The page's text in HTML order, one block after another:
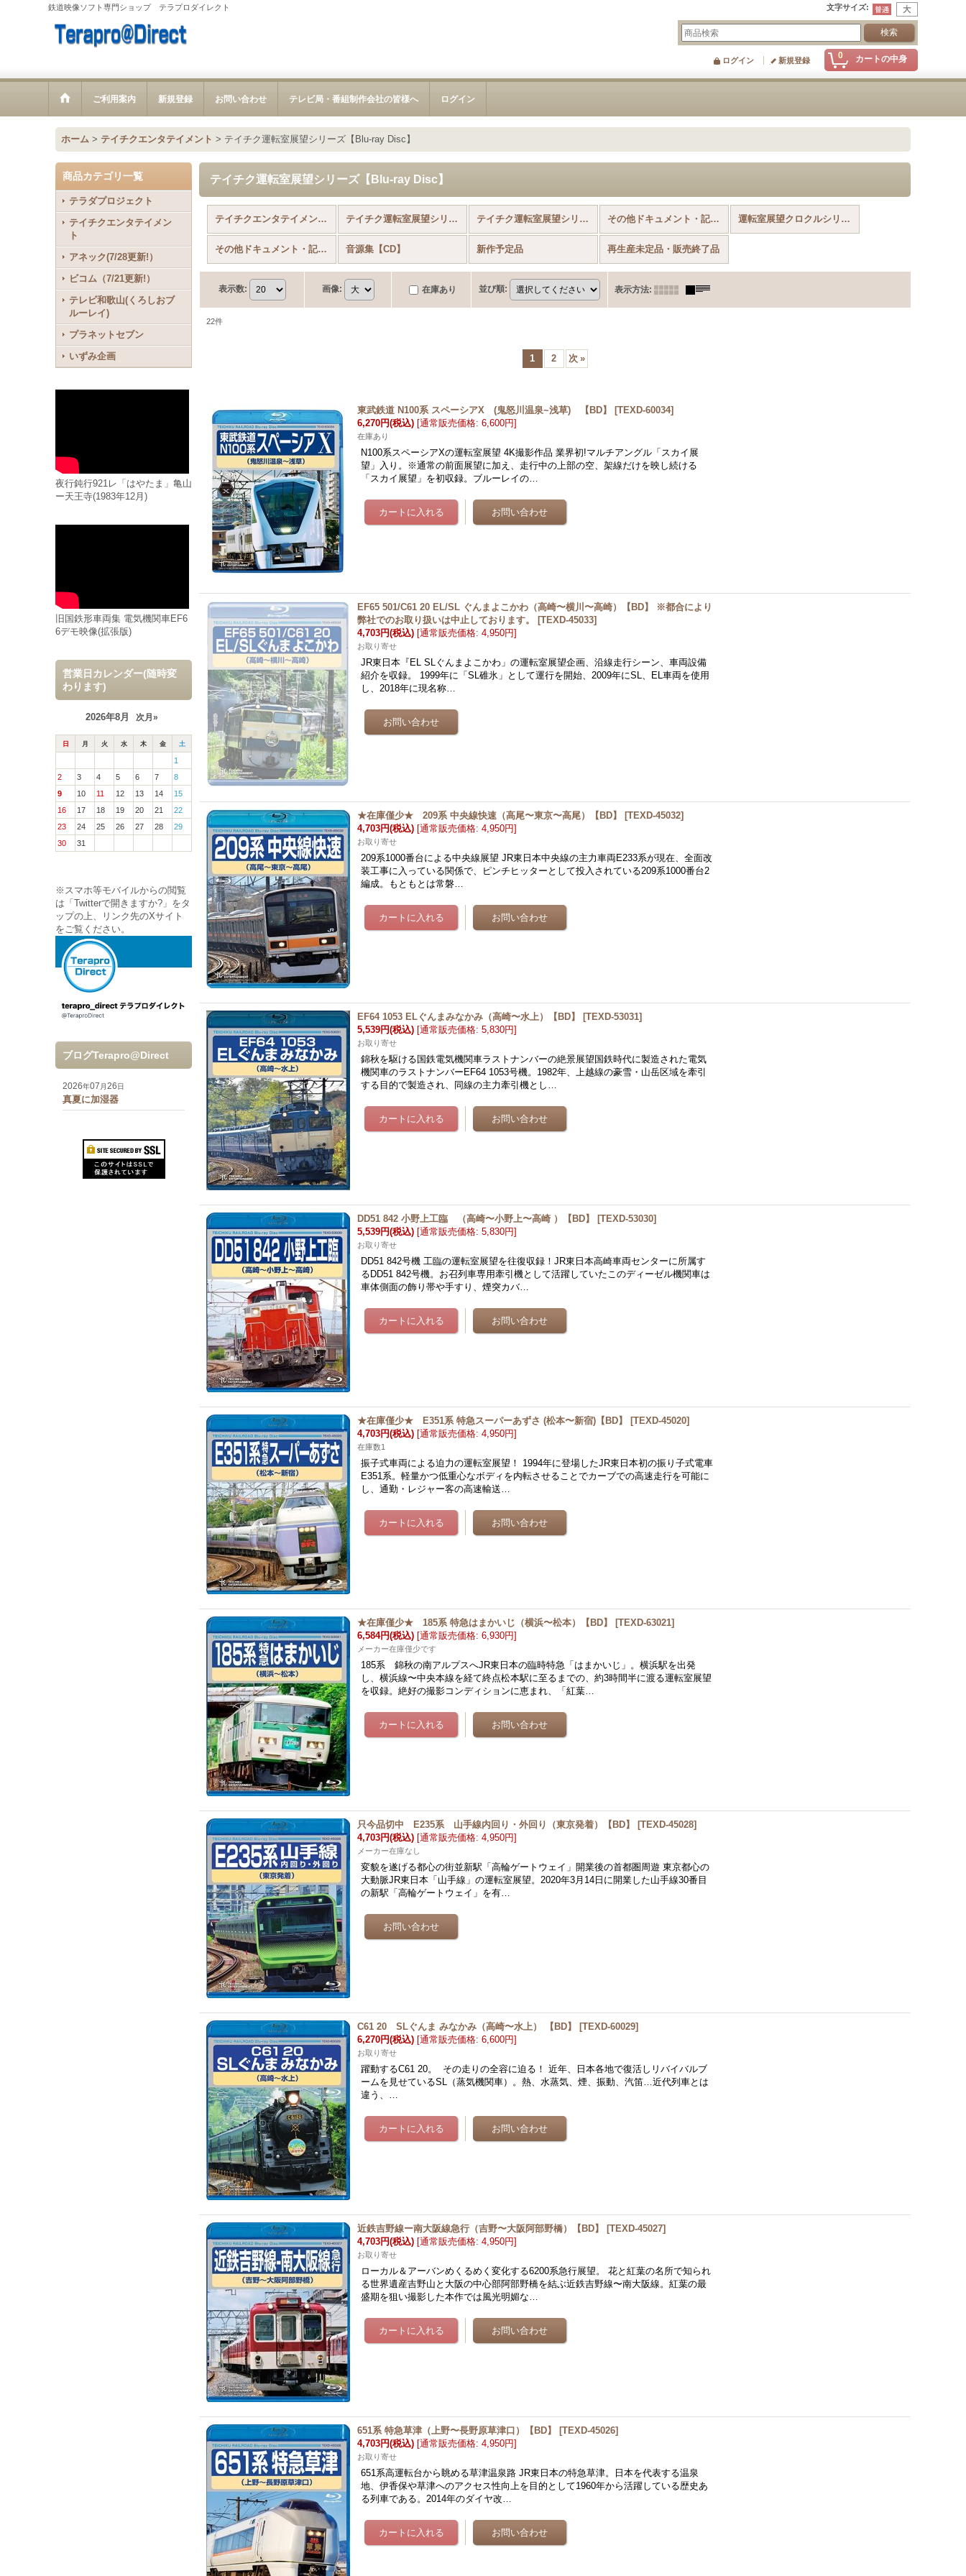
鉄道映像ソフト専門ショップ テラプロダイレクト 文字サイズ:
0 カートの中身
ログイン 新規登録
ご利用案内 新規登録 お問い合わせ テレビ局・番組制作会社の皆様へ ログイン
ホーム > テイチクエンタテイメント > テイチク運転室展望シリーズ【Blu-ray Disc】
商品カテゴリ一覧
テラダプロジェクト
テイチクエンタテイメン
ト
アネック(7/28更新!）
ビコム（7/21更新!）
テレビ和歌山(くろしおブ
ルーレイ)
プラネットセブン
いずみ企画
夜行鈍行921レ「はやたま」亀山
ー天王寺(1983年12月)
旧国鉄形車両集 電気機関車EF6
6デモ映像(拡張版)
営業日カレンダー(随時変
わります)
2026年8月 次月»
日 月 火 水 木 金 土
1
2
3 4 5 6 7
8
9
10 11 12 13 14
15
16
17 18 19 20 21
22
23
24 25 26 27 28
29
30
31
※スマホ等モバイルからの閲覧
は「Twitterで開きますか?」をタ
ップの上、リンク先のXサイト
をご覧ください。
ブログTerapro@Direct
2026年07 月26日
真夏に加湿器
テイチク運転室展望シリーズ【Blu-ray Disc】
テイチクエンタテイメント (全商品) テイチク運転室展望シリーズ【Blu-ray Disc】 テイチク運転室展望シリーズ【DVD】 その他ドキュメント・記録作品【Blu-ray Disc】 運転室展望クロクルシリーズ【DVD】
その他ドキュメント・記録作品【DVD】 音源集【CD】 新作予定品 再生産未定品・販売終了品
表示数: 画像: 在庫あり 並び順: 表示方法:
22件
1 2 次 »
東武鉄道 N100系 スペーシアX (鬼怒川温泉~浅草) 【BD】 [TEXD-60034]
6,270円(税込) [通常販売価格: 6,600円]
在庫あり
N100系スペーシアXの運転室展望 4K撮影作品 業界初!マルチアングル「スカイ展
望」入り。※通常の前面展望に加え、走行中の上部の空、架線だけを映し続ける
「スカイ展望」を初収録。ブルーレイの…
EF65 501/C61 20 EL/SL ぐんまよこかわ（高崎〜横川〜高崎）【BD】 ※都合により
弊社でのお取り扱いは中止しております。
[TEXD-45033]
4,703円(税込) [通常販売価格: 4,950円]
お取り寄せ
JR東日本『EL SLぐんまよこかわ」の運転室展望企画、沿線走行シーン、車両設備
紹介を収録。 1999年に「SL碓氷」として運行を開始、2009年にSL、EL車両を使用
し、2018年に現名称…
★在庫僅少★ 209系 中央線快速（高尾〜東京〜高尾）【BD】 [TEXD-45032]
4,703円(税込) [通常販売価格: 4,950円]
お取り寄せ
209系1000番台による中央線展望 JR東日本中央線の主力車両E233系が現在、全面改
装工事に入っている関係で、ピンチヒッターとして投入されている209系1000番台2
編成。もともとは常磐…
EF64 1053 ELぐんまみなかみ（高崎〜水上）【BD】 [TEXD-53031]
5,539円(税込) [通常販売価格: 5,830円]
お取り寄せ
錦秋を駆ける国鉄電気機関車ラストナンバーの絶景展望国鉄時代に製造された電気
機関車のラストナンバーEF64 1053号機。1982年、上越線の豪雪・山岳区域を牽引
する目的で製造され、同線の主力牽引機とし…
DD51 842 小野上工臨 （高崎〜小野上〜高崎 ）【BD】 [TEXD-53030]
5,539円(税込) [通常販売価格: 5,830円]
お取り寄せ
DD51 842号機 工臨の運転室展望を往復収録！JR東日本高崎車両センターに所属す
るDD51 842号機。お召列車専用牽引機として活躍していたこのディーゼル機関車は
車体側面の飾り帯や手すり、煙突カバ…
★在庫僅少★ E351系 特急スーパーあずさ (松本〜新宿)【BD】 [TEXD-45020]
4,703円(税込) [通常販売価格: 4,950円]
在庫数1
振子式車両による迫力の運転室展望！ 1994年に登場したJR東日本初の振り子式電車
E351系。軽量かつ低重心なボディを内転させることでカーブでの高速走行を可能に
し、通勤・レジャー客の高速輸送…
★在庫僅少★ 185系 特急はまかいじ（横浜〜松本）【BD】 [TEXD-63021]
6,584円(税込) [通常販売価格: 6,930円]
メーカー在庫僅少です
185系 錦秋の南アルプスへJR東日本の臨時特急「はまかいじ」。横浜駅を出発
し、横浜線〜中央本線を経て終点松本駅に至るまでの、約3時間半に渡る運転室展望
を収録。絶好の撮影コンディションに恵まれ、「紅葉…
只今品切中 E235系 山手線内回り・外回り（東京発着）【BD】 [TEXD-45028]
4,703円(税込) [通常販売価格: 4,950円]
メーカー在庫なし
変貌を遂げる都心の街並新駅「高輪ゲートウェイ」開業後の首都圏周遊 東京都心の
大動脈JR東日本「山手線」の運転室展望。2020年3月14日に開業した山手線30番目
の新駅「高輪ゲートウェイ」を有…
C61 20 SLぐんま みなかみ（高崎〜水上） 【BD】 [TEXD-60029]
6,270円(税込) [通常販売価格: 6,600円]
お取り寄せ
躍動するC61 20。 その走りの全容に迫る！ 近年、日本各地で復活しリバイバルブ
ームを見せているSL（蒸気機関車）。熱、水蒸気、煙、振動、汽笛…近代列車とは
違う、…
近鉄吉野線ー南大阪線急行（吉野〜大阪阿部野橋）【BD】 [TEXD-45027]
4,703円(税込) [通常販売価格: 4,950円]
お取り寄せ
ローカル＆アーバンめくるめく変化する6200系急行展望。 花と紅葉の名所で知られ
る世界遺産吉野山と大阪の中心部阿部野橋を結ぶ近鉄吉野線〜南大阪線。紅葉の最
盛期を狙い撮影した本作では風光明媚な…
651系 特急草津（上野〜長野原草津口）【BD】 [TEXD-45026]
4,703円(税込) [通常販売価格: 4,950円]
お取り寄せ
651系高運転台から眺める草津温泉路 JR東日本の特急草津。日本を代表する温泉
地、伊香保や草津へのアクセス性向上を目的として1960年から活躍している歴史あ
る列車である。2014年のダイヤ改…